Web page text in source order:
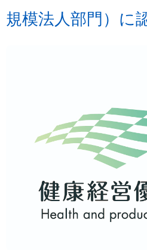
規模法人部門）に